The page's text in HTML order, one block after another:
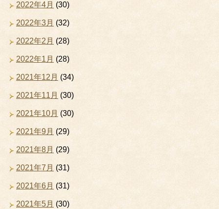
2022年4月 (30)
2022年3月 (32)
2022年2月 (28)
2022年1月 (28)
2021年12月 (34)
2021年11月 (30)
2021年10月 (30)
2021年9月 (29)
2021年8月 (29)
2021年7月 (31)
2021年6月 (31)
2021年5月 (30)